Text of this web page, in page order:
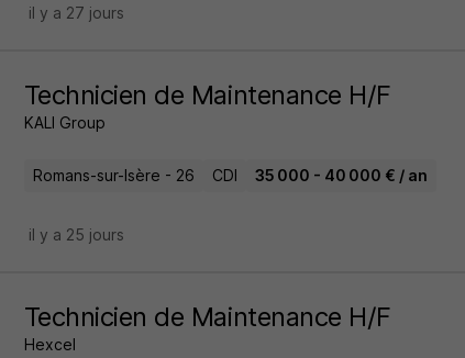
il y a 27 jours
Technicien de Maintenance H/F
KALI Group
Romans-sur-Isère - 26 CDI 35 000 - 40 000 € / an
il y a 25 jours
Technicien de Maintenance H/F
Hexcel